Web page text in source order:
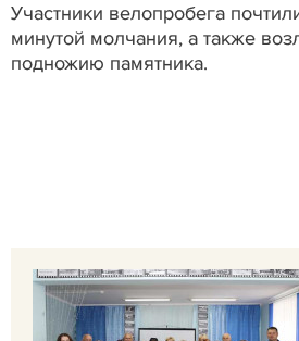
Участники велопробега
минутой молчания, а также
подножию памятника.